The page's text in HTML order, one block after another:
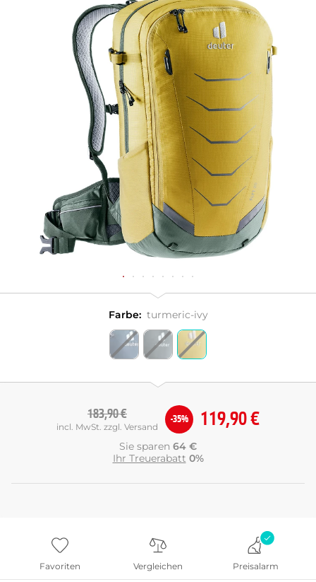
Farbe: turmeric-ivy
119,90 €
183,90 €
incl. MwSt. zzgl. Versand
-35%
Sie sparen 64 €
Ihr Treuerabatt 0%
Favoriten Vergleichen Preisalarm